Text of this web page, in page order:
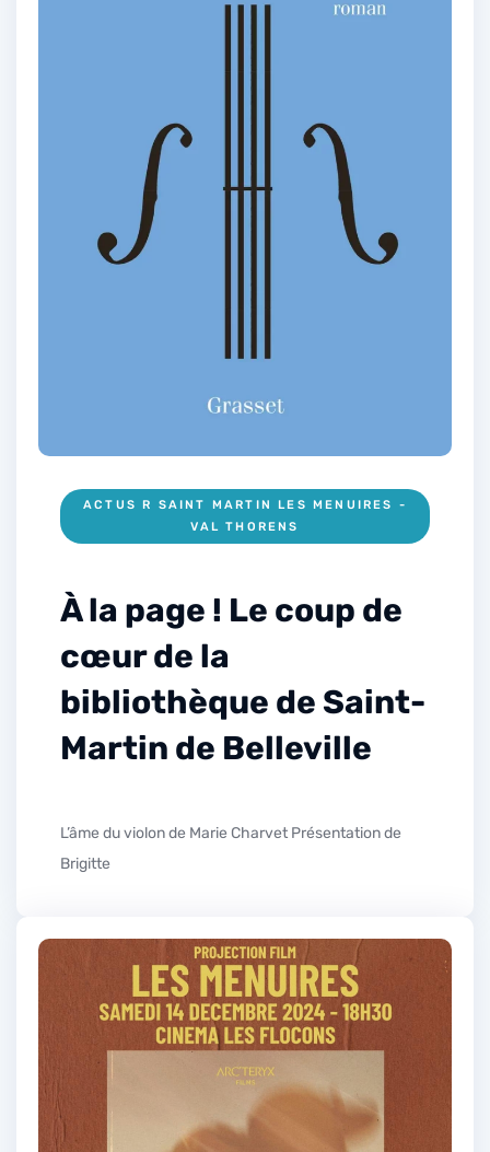
ACTUS R SAINT MARTIN LES MENUIRES -
VAL THORENS
À la page ! Le coup de
cœur de la
bibliothèque de Saint-
Martin de Belleville
L’âme du violon de Marie Charvet Présentation de
Brigitte